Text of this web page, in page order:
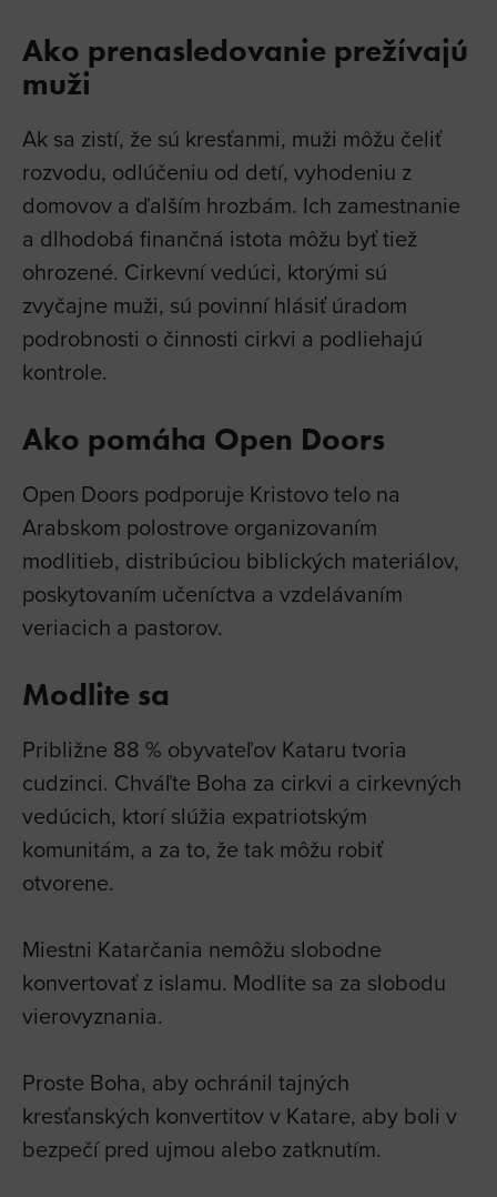
Ako prenasledovanie prežívajú
muži
Ak sa zistí, že sú kresťanmi, muži môžu čeliť
rozvodu, odlúčeniu od detí, vyhodeniu z
domovov a ďalším hrozbám. Ich zamestnanie
a dlhodobá finančná istota môžu byť tiež
ohrozené. Cirkevní vedúci, ktorými sú
zvyčajne muži, sú povinní hlásiť úradom
podrobnosti o činnosti cirkvi a podliehajú
kontrole.
Ako pomáha Open Doors
Open Doors podporuje Kristovo telo na
Arabskom polostrove organizovaním
modlitieb, distribúciou biblických materiálov,
poskytovaním učeníctva a vzdelávaním
veriacich a pastorov.
Modlite sa
Približne 88 % obyvateľov Kataru tvoria
cudzinci. Chváľte Boha za cirkvi a cirkevných
vedúcich, ktorí slúžia expatriotským
komunitám, a za to, že tak môžu robiť
otvorene.
Miestni Katarčania nemôžu slobodne
konvertovať z islamu. Modlite sa za slobodu
vierovyznania.
Proste Boha, aby ochránil tajných
kresťanských konvertitov v Katare, aby boli v
bezpečí pred ujmou alebo zatknutím.